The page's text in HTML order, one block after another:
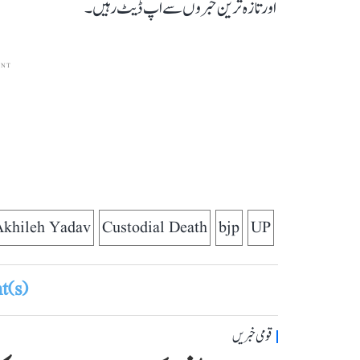
اور تازہ ترین خبروں سے اپ ڈیٹ رہیں۔
UP
bjp
Custodial Death
Yadav
قومی خبریں